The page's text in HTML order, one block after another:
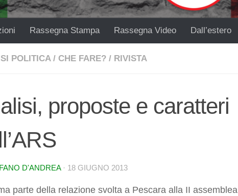
Rassegna Stampa Rassegna Video Dall’estero
POLITICA / CHE FARE? / RIVISTA
proposte e caratteri
D'ANDREA · 18 GIUGNO 2013
parte della relazione svolta a Pescara alla II assemblea